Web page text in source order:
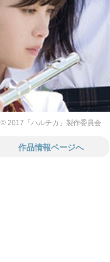
© 2017「ハルチカ」製作委員会
作品情報ページへ